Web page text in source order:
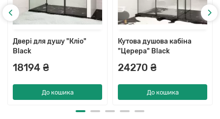
Двері для душу "Кліо"
Black
18194 ₴
До кошика
Кутова душова кабіна
"Церера" Black
24270 ₴
До кошика